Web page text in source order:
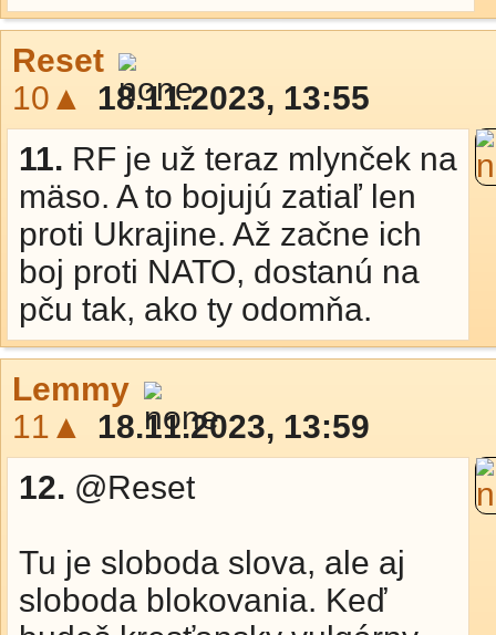
Reset
10▲
18.11.2023, 13:55
11. RF je už teraz mlynček na
mäso. A to bojujú zatiaľ len
proti Ukrajine. Až začne ich
boj proti NATO, dostanú na
pču tak, ako ty odomňa.
Lemmy
11▲
18.11.2023, 13:59
12. @Reset
Tu je sloboda slova, ale aj
sloboda blokovania. Keď